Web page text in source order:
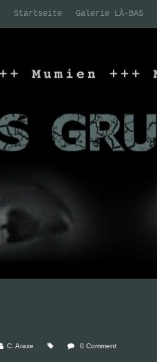
Startseite Galerie LÀ-BAS
C. Araxe 0 Comment